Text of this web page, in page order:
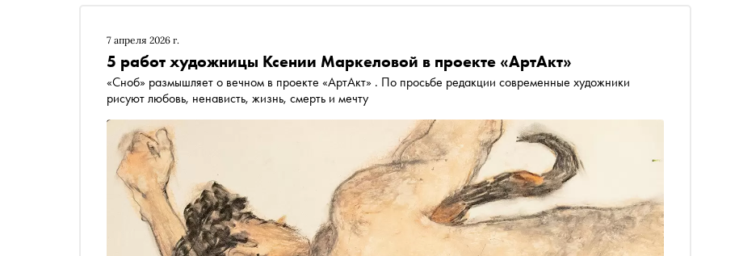
7 апреля 2026 г.
5 работ художницы Ксении Маркеловой в проекте «АртАкт»
«Сноб» размышляет о вечном в проекте «АртАкт» . По просьбе редакции современные художники
рисуют любовь, ненависть, жизнь, смерть и мечту